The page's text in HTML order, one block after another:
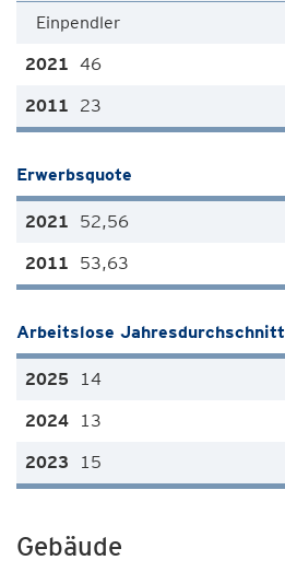
Einpendler
46
23
Erwerbsquote
52,56
53,63
Arbeitslose Jahresdurchschnitt
14
13
15
Gebäude